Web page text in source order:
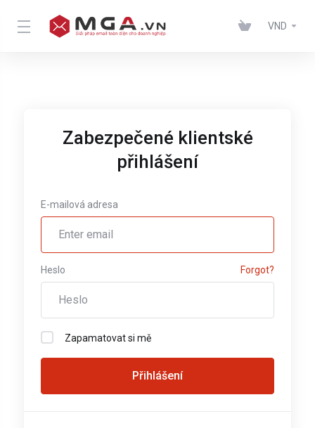
VND
Zabezpečené klientské
přihlášení
E-mailová adresa
Heslo Forgot?
Zapamatovat si mě
Přihlášení